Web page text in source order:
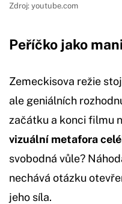
Zdroj: youtube.com
Peříčko jako
Zemeckisova režie
ale geniálních
začátku a konci filmu
vizuální metafora
svobodná vůle?
nechává otázku
jeho síla.